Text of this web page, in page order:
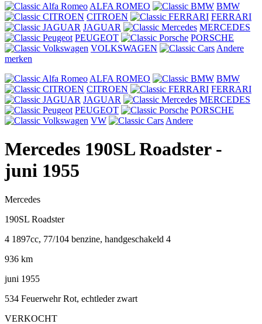
ALFA ROMEO
BMW
CITROEN
FERRARI
JAGUAR
MERCEDES
PEUGEOT
PORSCHE
VOLKSWAGEN
Andere
merken
ALFA ROMEO
BMW
CITROEN
FERRARI
JAGUAR
MERCEDES
PEUGEOT
PORSCHE
VW
Andere
Mercedes 190SL Roadster -
juni 1955
Mercedes
190SL Roadster
4 1897cc, 77/104 benzine, handgeschakeld 4
936 km
juni 1955
534 Feuerwehr Rot, echtleder zwart
VERKOCHT